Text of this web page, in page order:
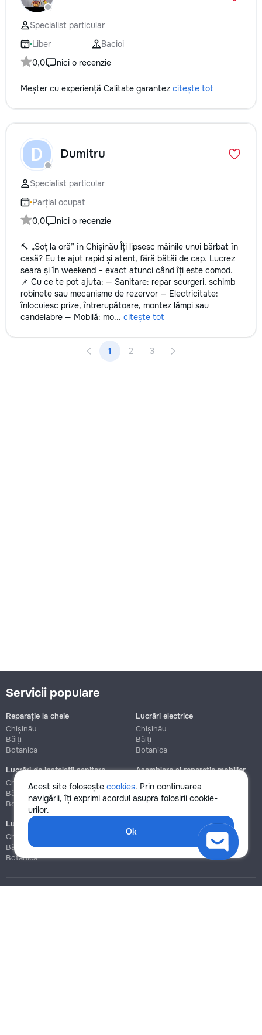
Specialist particular
Liber
Bacioi
0,0
nici o recenzie
Meșter cu experiență Calitate garantez citește tot
D Dumitru
Specialist particular
Parțial ocupat
0,0
nici o recenzie
🔨 „Soț la oră” în Chișinău Îți lipsesc mâinile unui bărbat în
casă? Eu te ajut rapid și atent, fără bătăi de cap. Lucrez
seara și în weekend – exact atunci când îți este comod.
📌 Cu ce te pot ajuta: — Sanitare: repar scurgeri, schimb
robinete sau mecanisme de rezervor — Electricitate:
înlocuiesc prize, întrerupătoare, montez lămpi sau
candelabre — Mobilă: mo... citește tot
1 2 3
Acest site folosește cookies. Prin continuarea
navigării, îți exprimi acordul asupra folosirii cookie-
urilor.
Ok
Servicii populare
Reparație la cheie
Chișinău
Bălți
Botanica
Lucrări electrice
Chișinău
Bălți
Botanica
Lucrări de instalații sanitare
Chișinău
Bălți
Botanica
Asamblare și reparație mobilier
Chișinău
Botanica
Lucrări de construcție și instalare
Chișinău
Bălți
Botanica